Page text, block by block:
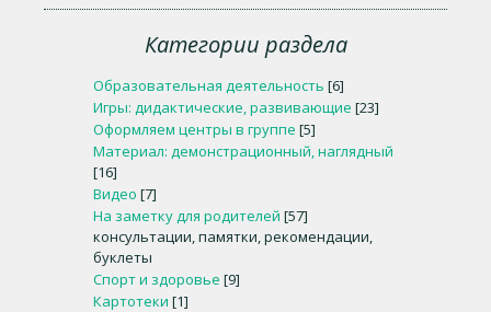
Категории раздела
Образовательная деятельность [6]
Игры: дидактические, развивающие [23]
Оформляем центры в группе [5]
Материал: демонстрационный, наглядный
[16]
Видео [7]
На заметку для родителей [57]
консультации, памятки, рекомендации,
буклеты
Спорт и здоровье [9]
Картотеки [1]